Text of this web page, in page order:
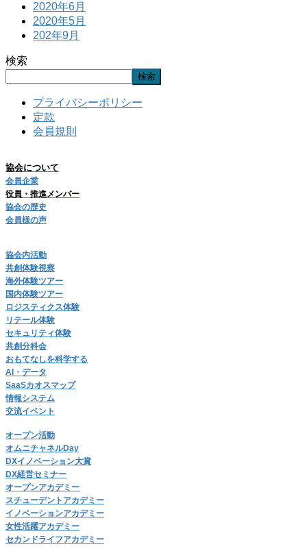
2020年6月
2020年5月
202年9月
検索
検索
プライバシーポリシー
定款
会員規則
協会について
会員企業
役員・推進メンバー
協会の歴史
会員様の声
協会内活動
共創体験視察
海外体験ツアー
国内体験ツアー
ロジスティクス体験
リテール体験
セキュリティ体験
共創分科会
おもてなしを科学する
AI・データ
SaaSカオスマップ
情報システム
交流イベント
オープン活動
オムニチャネルDay
DXイノベーション大賞
DX経営セミナー
オープンアカデミー
スチューデントアカデミー
イノベーションアカデミー
女性活躍アカデミー
セカンドライフアカデミー